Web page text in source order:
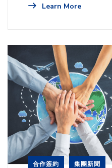
Learn More
合作簽約 集團新聞